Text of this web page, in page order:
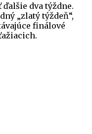
dva týždne.
„zlatý týždeň“,
finálové